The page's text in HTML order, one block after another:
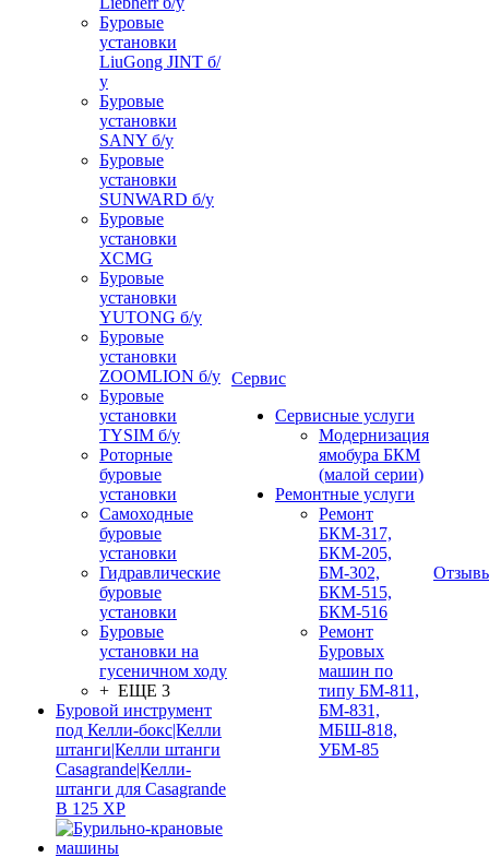
Буровые
установки
LiuGong JINT б/
у
Буровые
установки
SANY б/у
Буровые
установки
SUNWARD б/у
Буровые
установки
XCMG
Буровые
установки
YUTONG б/у
Буровые
установки
ZOOMLION б/у
Буровые
установки
TYSIM б/у
Роторные
буровые
установки
Самоходные
буровые
установки
Гидравлические
буровые
установки
Буровые
установки на
гусеничном ходу
+ ЕЩЕ 3
Буровой инструмент
под Келли-бокс|Келли
штанги|Келли штанги
Casagrande|Келли-
штанги для Casagrande
B 125 XP
Сервис
Сервисные услуги
Модернизация
ямобура БКМ
(малой серии)
Ремонтные услуги
Ремонт
БКМ-317,
БКМ-205,
БМ-302,
БКМ-515,
БКМ-516
Ремонт
Буровых
машин по
типу БМ-811,
БМ-831,
МБШ-818,
УБМ-85